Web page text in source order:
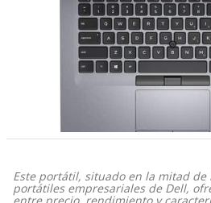
Este portátil, situado en la mitad de
portátiles empresariales de Dell,
entre precio, rendimiento y